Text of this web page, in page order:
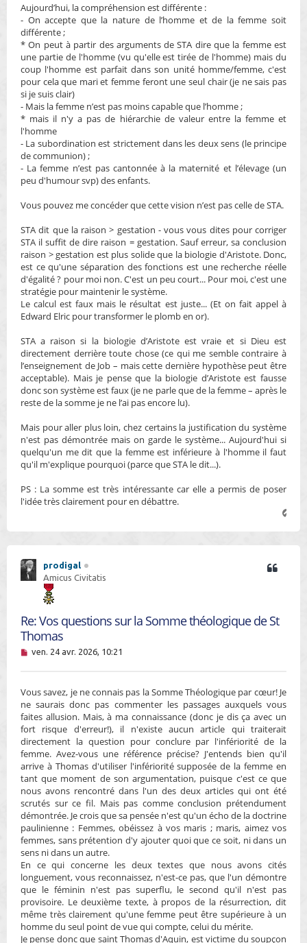
Aujourd’hui, la compréhension est différente :
- On accepte que la nature de l’homme et de la femme soit
différente ;
* On peut à partir des arguments de STA dire que la femme est
une partie de l'homme (vu qu'elle est tirée de l'homme) mais du
coup l'homme est parfait dans son unité homme/femme, c'est
pour cela que mari et femme feront une seul chair (je ne sais pas
si je suis clair)
- Mais la femme n’est pas moins capable que l’homme ;
* mais il n'y a pas de hiérarchie de valeur entre la femme et
l'homme
- La subordination est strictement dans les deux sens (le principe
de communion) ;
- La femme n’est pas cantonnée à la maternité et l’élevage (un
peu d'humour svp) des enfants.
Vous pouvez me concéder que cette vision n’est pas celle de STA.
STA dit que la raison > gestation - vous vous dites pour corriger
STA il suffit de dire raison = gestation. Sauf erreur, sa conclusion
raison > gestation est plus solide que la biologie d'Aristote. Donc,
est ce qu'une séparation des fonctions est une recherche réelle
d'égalité ? pour moi non. C'est un peu court... Pour moi, c'est une
stratégie pour maintenir le système.
Le calcul est faux mais le résultat est juste... (Et on fait appel à
Edward Elric pour transformer le plomb en or).
STA a raison si la biologie d’Aristote est vraie et si Dieu est
directement derrière toute chose (ce qui me semble contraire à
l’enseignement de Job – mais cette dernière hypothèse peut être
acceptable). Mais je pense que la biologie d’Aristote est fausse
donc son système est faux (je ne parle que de la femme – après le
reste de la somme je ne l’ai pas encore lu).
Mais pour aller plus loin, chez certains la justification du système
n'est pas démontrée mais on garde le système... Aujourd'hui si
quelqu'un me dit que la femme est inférieure à l'homme il faut
qu'il m'explique pourquoi (parce que STA le dit...).
PS : La somme est très intéressante car elle a permis de poser
l'idée très clairement pour en débattre.
prodigal
Amicus Civitatis
Re: Vos questions sur la Somme théologique de St
Thomas
M
a
g
e
n
o
n
l
u
ven. 24 avr. 2026, 10:21
Vous savez, je ne connais pas la Somme Théologique par cœur! Je
ne saurais donc pas commenter les passages auxquels vous
faites allusion. Mais, à ma connaissance (donc je dis ça avec un
fort risque d'erreur!), il n'existe aucun article qui traiterait
directement la question pour conclure par l'infériorité de la
femme. Avez-vous une référence précise? J'entends bien qu'il
arrive à Thomas d'utiliser l'infériorité supposée de la femme en
tant que moment de son argumentation, puisque c'est ce que
nous avons rencontré dans l'un des deux articles qui ont été
scrutés sur ce fil. Mais pas comme conclusion prétendument
démontrée. Je crois que sa pensée n'est qu'un écho de la doctrine
paulinienne : Femmes, obéissez à vos maris ; maris, aimez vos
femmes, sans prétention d'y ajouter quoi que ce soit, ni dans un
sens ni dans un autre.
En ce qui concerne les deux textes que nous avons cités
longuement, vous reconnaissez, n'est-ce pas, que l'un démontre
que le féminin n'est pas superflu, le second qu'il n'est pas
provisoire. Le deuxième texte, à propos de la résurrection, dit
même très clairement qu'une femme peut être supérieure à un
homme du seul point de vue qui compte, celui du mérite.
Je pense donc que saint Thomas d'Aquin, est victime du soupçon